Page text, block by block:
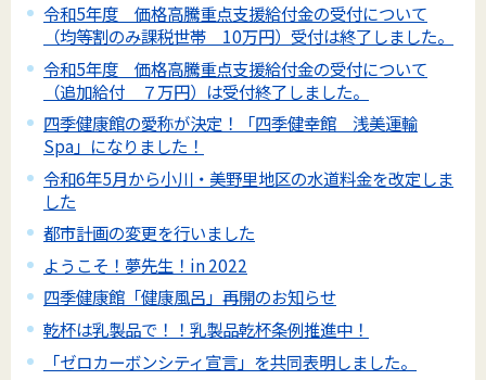
令和5年度 価格高騰重点支援給付金の受付について
（均等割のみ課税世帯 10万円）受付は終了しました。
令和5年度 価格高騰重点支援給付金の受付について
（追加給付 ７万円）は受付終了しました。
四季健康館の愛称が決定！「四季健幸館 浅美運輸
Spa」になりました！
令和6年5月から小川・美野里地区の水道料金を改定しま
した
都市計画の変更を行いました
ようこそ！夢先生！in 2022
四季健康館「健康風呂」再開のお知らせ
乾杯は乳製品で！！乳製品乾杯条例推進中！
「ゼロカーボンシティ宣言」を共同表明しました。